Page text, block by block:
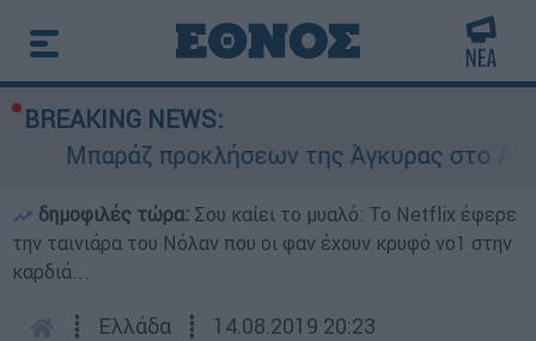
BREAKING NEWS:
Μπαράζ προκλήσεων της Άγκυρας στο
δημοφιλές τώρα: Σου καίει το μυαλό: Το Netflix έφερε
την ταινιάρα του Νόλαν που οι φαν έχουν κρυφό νο1 στην
καρδιά...
┋ Ελλάδα ┋ 14.08.2019 20:23